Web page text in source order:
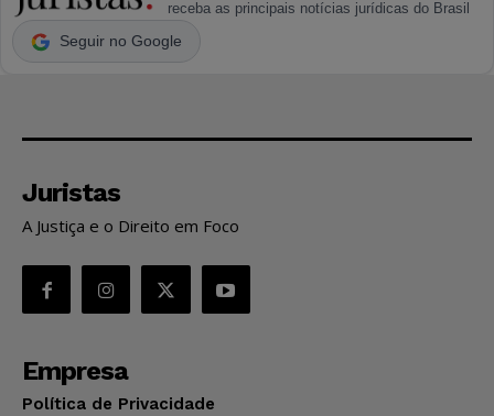
receba as principais notícias jurídicas do Brasil
Seguir no Google
Juristas
A Justiça e o Direito em Foco
Empresa
Política de Privacidade